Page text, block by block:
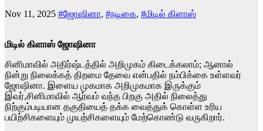
Nov 11, 2025 #ஜோஷினா, #நடிகை, #மிடில் கிளாஸ்
மிடில் கிளாஸ் ஜோஷினா
சினிமாவில் அதிர்ஷ்டத்தில் அறிமுகம் கிடைக்கலாம்; ஆனால்
நின்று நிலைக்கத் திறமை தேவை என்பதில் நம்பிக்கை உள்ளவர்
ஜோஷினா. இளைய முகமாக அறிமுகமாக இருக்கும்
இவர்,சினிமாவில் ஆர்வம் வந்த பிறகு அதில் நிலைத்து
நிற்கும்படியான தகுதியைத் தக்க வைத்துக் கொள்ள உரிய
பயிற்சிகளையும் முயற்சிகளையும் மேற்கொண்டு வருகிறார்.